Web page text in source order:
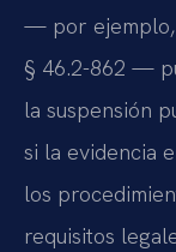
— por ejemplo,
§ 46.2-862 —
la suspensión
si la evidencia
los
requisitos